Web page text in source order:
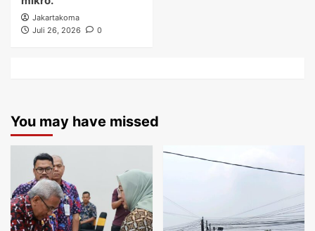
Jakartakoma
Juli 26, 2026
0
You may have missed